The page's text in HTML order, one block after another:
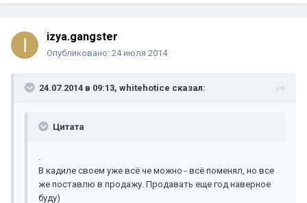
izya.gangster
Опубликовано: 24 июля 2014
24.07.2014 в 09:13, whitehotice сказал:
Цитата
.
В кадиле своем уже всё че можно - всё поменял, но все
же поставлю в продажу. Продавать еще год наверное
буду)